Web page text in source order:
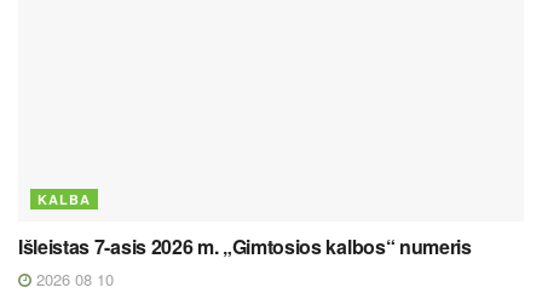
KALBA
Išleistas 7-asis 2026 m. „Gimtosios kalbos“ numeris
2026 08 10